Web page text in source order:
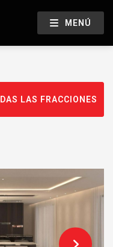
MENÚ
LAS FRACCIONES